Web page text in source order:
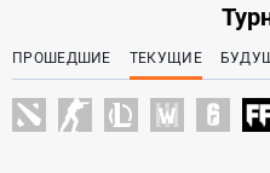
ПРОШЕДШИЕ ТЕКУЩИЕ